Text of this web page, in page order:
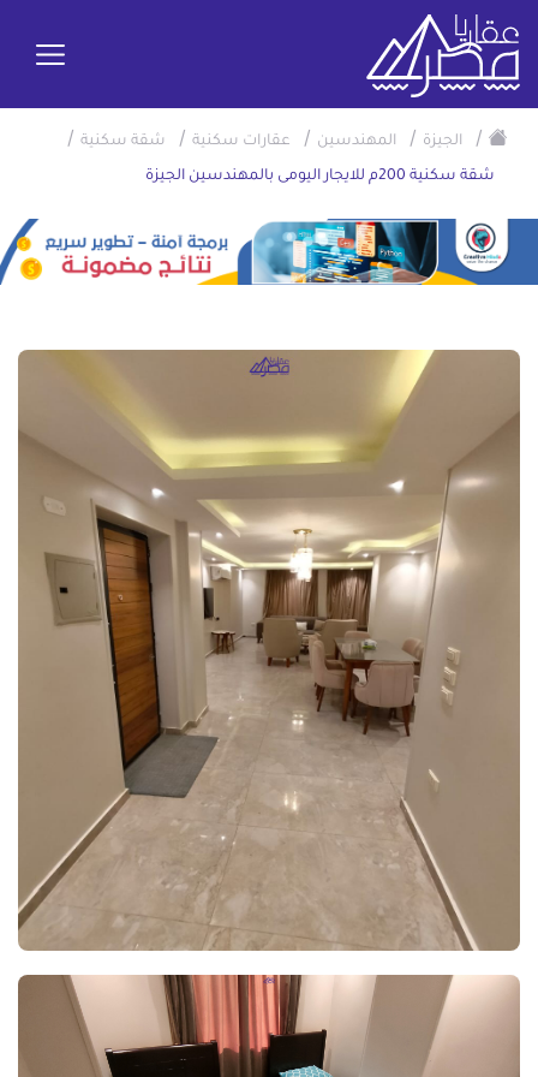
/ الجيزة / المهندسين / عقارات سكنية / شقة سكنية /
شقة سكنية 200م للايجار اليومى بالمهندسين الجيزة